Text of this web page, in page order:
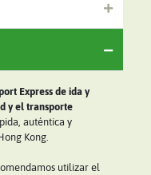
Express de ida y
y el transporte
auténtica y
Kong.
utilizar el